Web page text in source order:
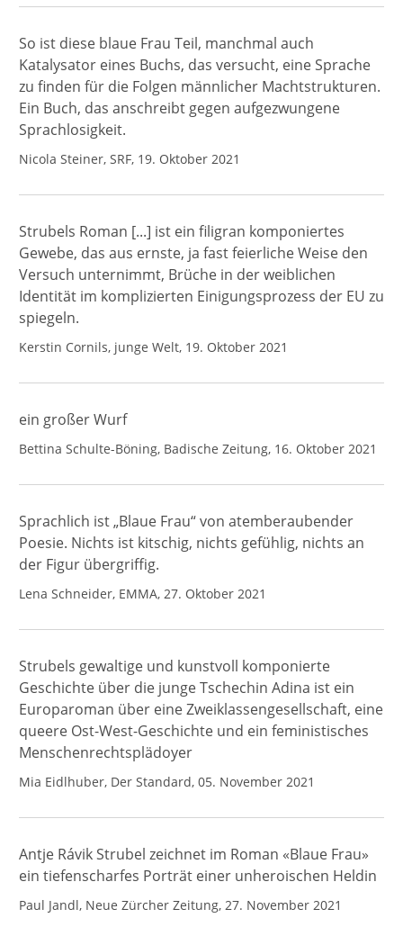
So ist diese blaue Frau Teil, manchmal auch
Katalysator eines Buchs, das versucht, eine Sprache
zu finden für die Folgen männlicher Machtstrukturen.
Ein Buch, das anschreibt gegen aufgezwungene
Sprachlosigkeit.
Nicola Steiner, SRF, 19. Oktober 2021
Strubels Roman [...] ist ein filigran komponiertes
Gewebe, das aus ernste, ja fast feierliche Weise den
Versuch unternimmt, Brüche in der weiblichen
Identität im komplizierten Einigungsprozess der EU zu
spiegeln.
Kerstin Cornils, junge Welt, 19. Oktober 2021
ein großer Wurf
Bettina Schulte-Böning, Badische Zeitung, 16. Oktober 2021
Sprachlich ist „Blaue Frau“ von atemberaubender
Poesie. Nichts ist kitschig, nichts gefühlig, nichts an
der Figur übergriffig.
Lena Schneider, EMMA, 27. Oktober 2021
Strubels gewaltige und kunstvoll komponierte
Geschichte über die junge Tschechin Adina ist ein
Europaroman über eine Zweiklassengesellschaft, eine
queere Ost-West-Geschichte und ein feministisches
Menschenrechtsplädoyer
Mia Eidlhuber, Der Standard, 05. November 2021
Antje Rávik Strubel zeichnet im Roman «Blaue Frau»
ein tiefenscharfes Porträt einer unheroischen Heldin
Paul Jandl, Neue Zürcher Zeitung, 27. November 2021